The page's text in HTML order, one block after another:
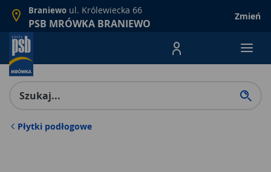
Braniewo ul. Królewiecka 66
PSB MRÓWKA BRANIEWO
Zmień
Menu Produktów,
Płytki podłogowe